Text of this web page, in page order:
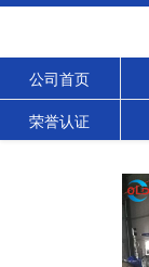
公司首页
荣誉认证